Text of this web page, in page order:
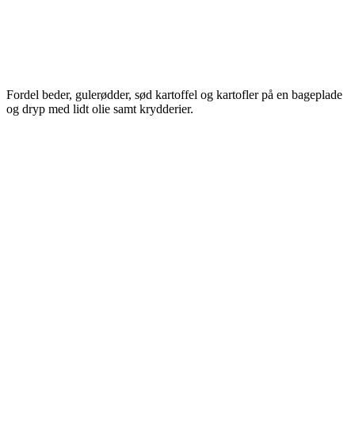
Fordel beder, gulerødder, sød kartoffel og kartofler på en bageplade
og dryp med lidt olie samt krydderier.